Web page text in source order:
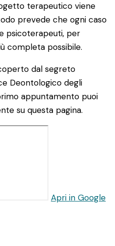
terapeutico viene
prevede che ogni caso
psicoterapeuti, per
completa possibile.
dal segreto
Deontologico degli
appuntamento puoi
su questa pagina.
Apri in Google